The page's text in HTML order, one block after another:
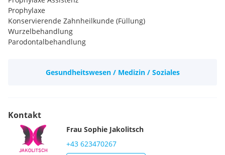
Prophylaxe
Konservierende Zahnheilkunde (Füllung)
Wurzelbehandlung
Parodontalbehandlung
Gesundheitswesen / Medizin / Soziales
Kontakt
Frau Sophie Jakolitsch
+43 623470267